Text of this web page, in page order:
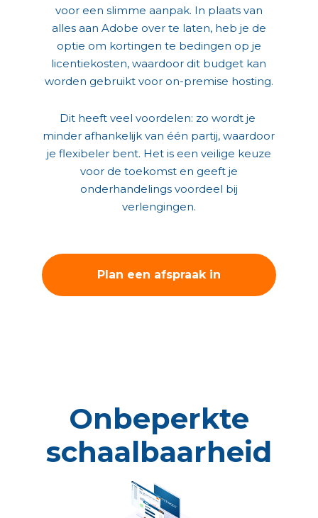
voor een slimme aanpak. In plaats van
alles aan Adobe over te laten, heb je de
optie om kortingen te bedingen op je
licentiekosten, waardoor dit budget kan
worden gebruikt voor on-premise hosting.
Dit heeft veel voordelen: zo wordt je
minder afhankelijk van één partij, waardoor
je flexibeler bent. Het is een veilige keuze
voor de toekomst en geeft je
onderhandelings voordeel bij
verlengingen.
Plan een afspraak in
Onbeperkte
schaalbaarheid